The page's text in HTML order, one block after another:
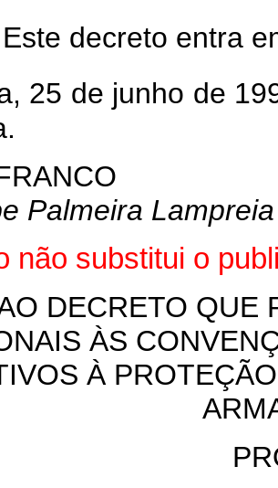
decreto entra
25 de junho de
Palmeira Lampreia
não substitui o
DECRETO
ÀS
À